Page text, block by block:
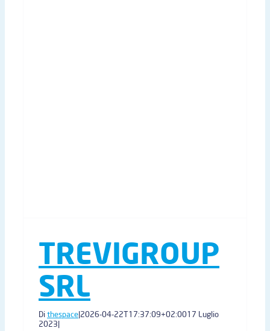
TREVIGROUP
SRL
Dithespace|2026-04-22T17:37:09+02:0017 Luglio
2023|